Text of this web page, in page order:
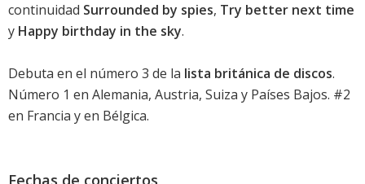
continuidad Surrounded by spies, Try better next time
y Happy birthday in the sky.
Debuta en el número 3 de la lista británica de discos.
Número 1 en Alemania, Austria, Suiza y Países Bajos. #2
en Francia y en Bélgica.